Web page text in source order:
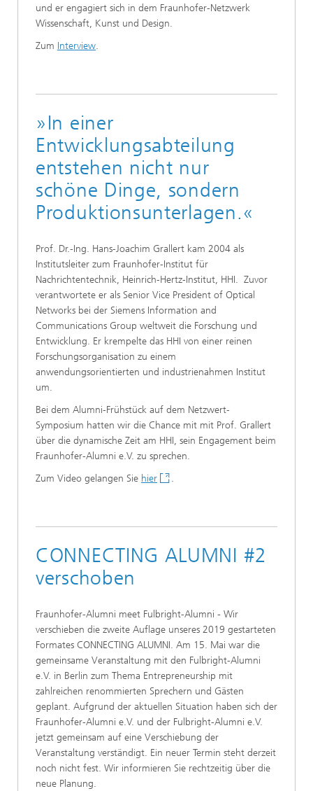
und er engagiert sich in dem Fraunhofer-Netzwerk
Wissenschaft, Kunst und Design.
Zum Interview.
»In einer
Entwicklungsabteilung
entstehen nicht nur
schöne Dinge, sondern
Produktionsunterlagen.«
Prof. Dr.-Ing. Hans-Joachim Grallert kam 2004 als
Institutsleiter zum Fraunhofer-Institut für
Nachrichtentechnik, Heinrich-Hertz-Institut, HHI. Zuvor
verantwortete er als Senior Vice President of Optical
Networks bei der Siemens Information and
Communications Group weltweit die Forschung und
Entwicklung. Er krempelte das HHI von einer reinen
Forschungsorganisation zu einem
anwendungsorientierten und industrienahmen Institut
um.
Bei dem Alumni-Frühstück auf dem Netzwert-
Symposium hatten wir die Chance mit mit Prof. Grallert
über die dynamische Zeit am HHI, sein Engagement beim
Fraunhofer-Alumni e.V. zu sprechen.
Zum Video gelangen Sie hier .
CONNECTING ALUMNI #2
verschoben
Fraunhofer-Alumni meet Fulbright-Alumni - Wir
verschieben die zweite Auflage unseres 2019 gestarteten
Formates CONNECTING ALUMNI. Am 15. Mai war die
gemeinsame Veranstaltung mit den Fulbright-Alumni
e.V. in Berlin zum Thema Entrepreneurship mit
zahlreichen renommierten Sprechern und Gästen
geplant. Aufgrund der aktuellen Situation haben sich der
Fraunhofer-Alumni e.V. und der Fulbright-Alumni e.V.
jetzt gemeinsam auf eine Verschiebung der
Veranstaltung verständigt. Ein neuer Termin steht derzeit
noch nicht fest. Wir informieren Sie rechtzeitig über die
neue Planung.